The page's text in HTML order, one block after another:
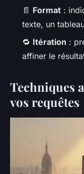
📄 Format :
texte, un
🔁 Itération :
affiner le
Techniques
vos requêtes